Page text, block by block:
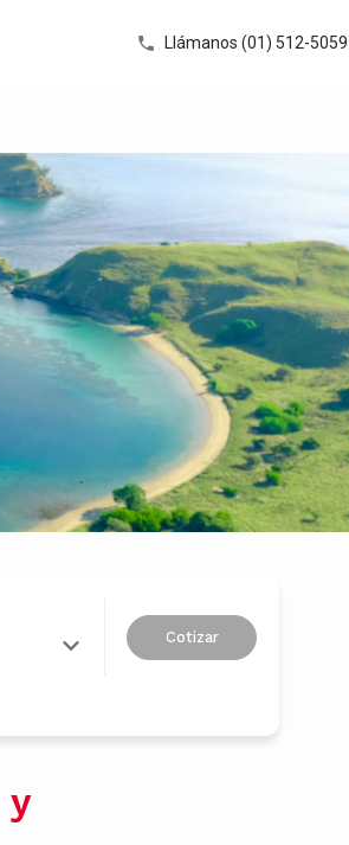
Llámanos (01) 512-5059
Cotizar
y